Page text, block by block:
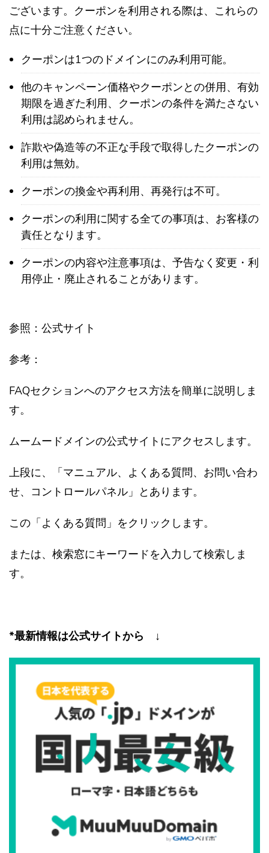
ございます。クーポンを利用される際は、これらの
点に十分ご注意ください。
クーポンは1つのドメインにのみ利用可能。
他のキャンペーン価格やクーポンとの併用、有効
期限を過ぎた利用、クーポンの条件を満たさない
利用は認められません。
詐欺や偽造等の不正な手段で取得したクーポンの
利用は無効。
クーポンの換金や再利用、再発行は不可。
クーポンの利用に関する全ての事項は、お客様の
責任となります。
クーポンの内容や注意事項は、予告なく変更・利
用停止・廃止されることがあります。
参照：公式サイト
参考：
FAQセクションへのアクセス方法を簡単に説明しま
す。
ムームードメインの公式サイトにアクセスします。
上段に、「マニュアル、よくある質問、お問い合わ
せ、コントロールパネル」とあります。
この「よくある質問」をクリックします。
または、検索窓にキーワードを入力して検索しま
す。
*最新情報は公式サイトから ↓